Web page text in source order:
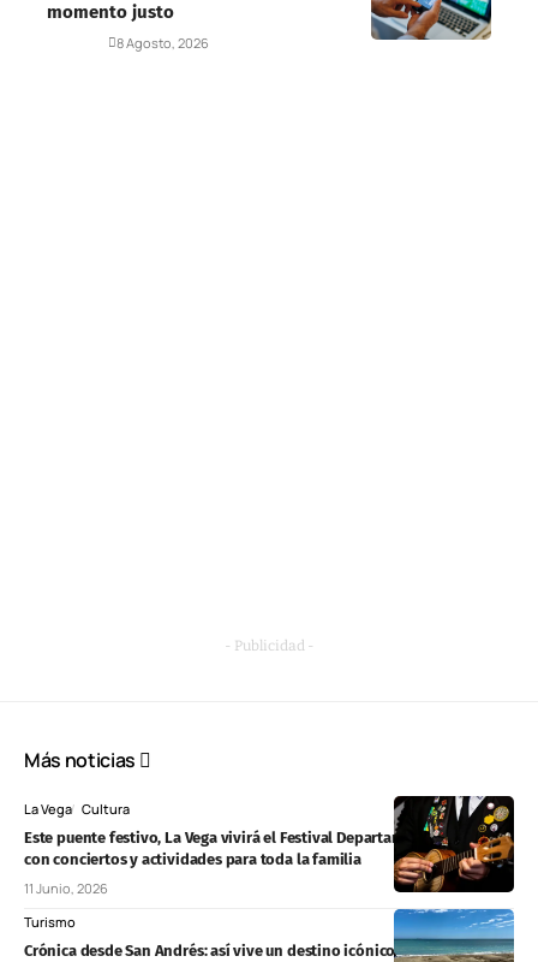
momento justo
8 Agosto, 2026
- Publicidad -
Más noticias
La Vega Cultura
Este puente festivo, La Vega vivirá el Festival Departamental de Tunas
con conciertos y actividades para toda la familia
11 Junio, 2026
Turismo
Crónica desde San Andrés: así vive un destino icónico colombiano la